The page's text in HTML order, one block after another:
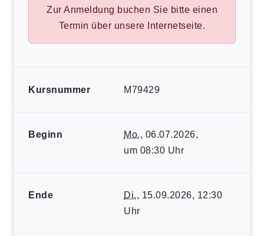
Zur Anmeldung buchen Sie bitte einen
Termin über unsere Internetseite.
Kursnummer M79429
Beginn Mo., 06.07.2026,
um 08:30 Uhr
Ende Di., 15.09.2026, 12:30
Uhr